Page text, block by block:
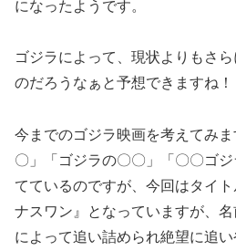
になったようです。
ゴジラによって、現状よりもさ
のだろうなぁと予想できますね！
今までのゴジラ映画を考えてみ
〇」「ゴジラの〇〇」「〇〇ゴ
てているのですが、今回はタイ
ナスワン』となっていますが、
によって追い詰められ絶望に追